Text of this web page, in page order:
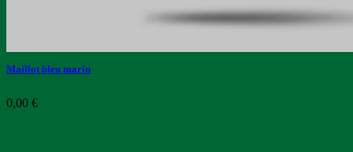
Maillot bleu marin
0,00 €